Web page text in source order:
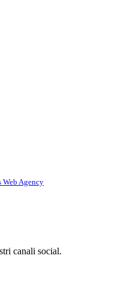
Web Agency
canali social.